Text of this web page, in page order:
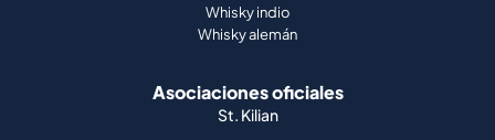
Whisky indio
Whisky alemán
Asociaciones oficiales
St. Kilian